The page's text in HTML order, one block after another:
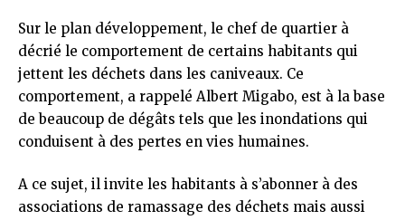
Sur le plan développement, le chef de quartier à
décrié le comportement de certains habitants qui
jettent les déchets dans les caniveaux. Ce
comportement, a rappelé Albert Migabo, est à la base
de beaucoup de dégâts tels que les inondations qui
conduisent à des pertes en vies humaines.
A ce sujet, il invite les habitants à s’abonner à des
associations de ramassage des déchets mais aussi